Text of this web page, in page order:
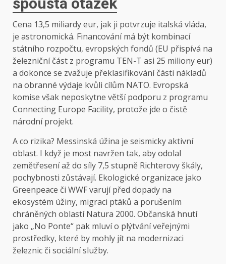
Cena 13,5 miliardy eur, jak ji potvrzuje italská vláda,
je astronomická. Financování má být kombinací
státního rozpočtu, evropských fondů (EU přispívá na
železniční část z programu TEN-T asi 25 miliony eur)
a dokonce se zvažuje překlasifikování části nákladů
na obranné výdaje kvůli cílům NATO. Evropská
komise však neposkytne větší podporu z programu
Connecting Europe Facility, protože jde o čistě
národní projekt.
A co rizika? Messinská úžina je seismicky aktivní
oblast. I když je most navržen tak, aby odolal
zemětřesení až do síly 7,5 stupně Richterovy škály,
pochybnosti zůstávají. Ekologické organizace jako
Greenpeace či WWF varují před dopady na
ekosystém úžiny, migraci ptáků a porušením
chráněných oblastí Natura 2000. Občanská hnutí
jako „No Ponte“ pak mluví o plýtvání veřejnými
prostředky, které by mohly jít na modernizaci
železnic či sociální služby.